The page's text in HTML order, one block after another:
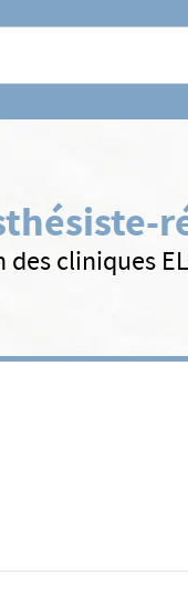
région ou CP
cliniques